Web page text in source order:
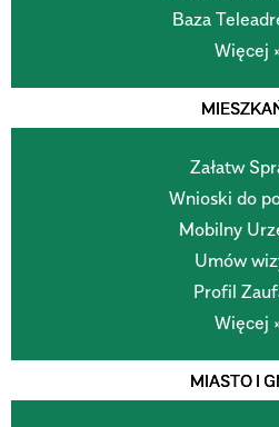
Baza
Więcej
Załatw
Wnioski do
Mobilny
Umów
Profil
Więcej
MIASTO I